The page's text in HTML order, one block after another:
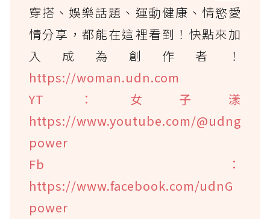
穿搭、娛樂話題、運動健康、情慾愛
情分享，都能在這裡看到！快點來加
入成為創作者！
https://woman.udn.com
YT：女子漾
https://www.youtube.com/@udng
power
Fb：
https://www.facebook.com/udnG
power